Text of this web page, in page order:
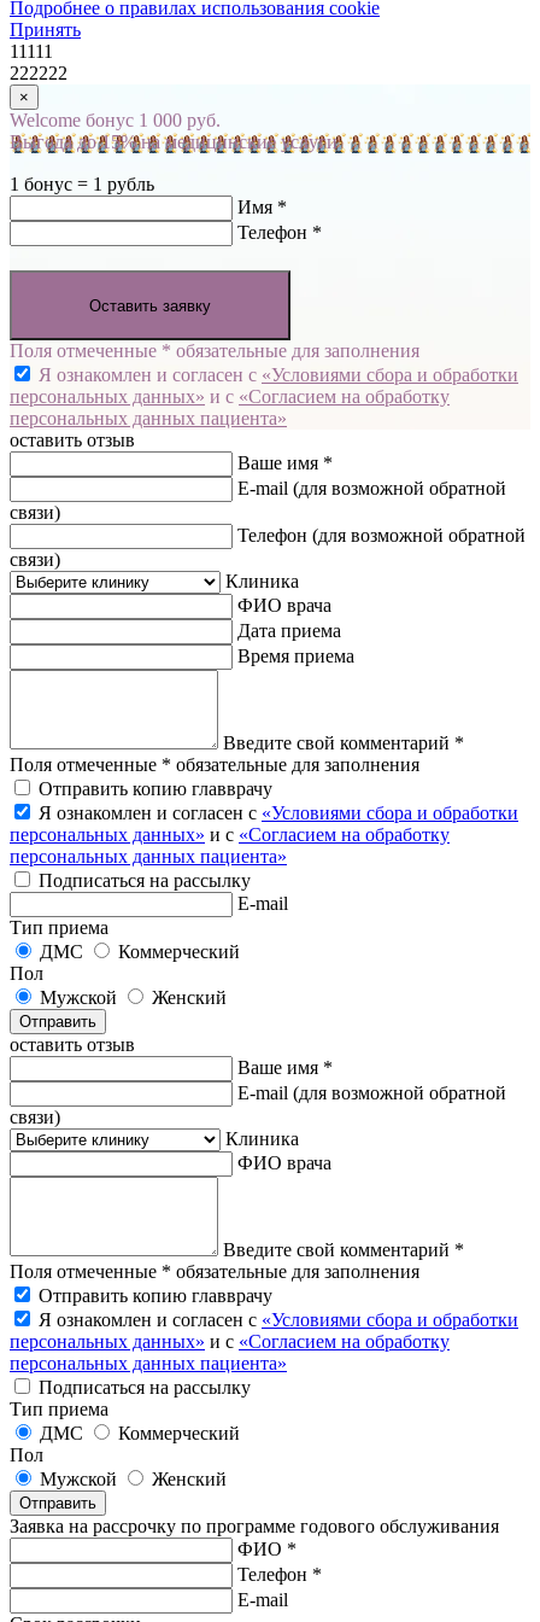
Подробнее о правилах использования cookie
Принять
11111
222222
×
Welcome бонус 1 000 руб.
Выгода до 15% на медицинские услуги
1 бонус = 1 рубль
Имя *
Телефон *
Оставить заявку
Поля отмеченные * обязательные для заполнения
Я ознакомлен и согласен с «Условиями сбора и обработки
персональных данных» и с «Согласием на обработку
персональных данных пациента»
оставить отзыв
Ваше имя *
E-mail (для возможной обратной
связи)
Телефон (для возможной обратной
связи)
Клиника
ФИО врача
Дата приема
Время приема
Введите свой комментарий *
Поля отмеченные * обязательные для заполнения
Отправить копию главврачу
Я ознакомлен и согласен с «Условиями сбора и обработки
персональных данных» и с «Согласием на обработку
персональных данных пациента»
Подписаться на рассылку
E-mail
Тип приема
ДМС
Коммерческий
Пол
Мужской
Женский
Отправить
оставить отзыв
Ваше имя *
E-mail (для возможной обратной
связи)
Клиника
ФИО врача
Введите свой комментарий *
Поля отмеченные * обязательные для заполнения
Отправить копию главврачу
Я ознакомлен и согласен с «Условиями сбора и обработки
персональных данных» и с «Согласием на обработку
персональных данных пациента»
Подписаться на рассылку
Тип приема
ДМС
Коммерческий
Пол
Мужской
Женский
Отправить
Заявка на рассрочку по программе годового обслуживания
ФИО *
Телефон *
E-mail